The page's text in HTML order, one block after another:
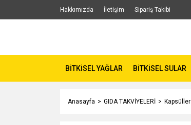
Hakkımızda İletişim Sipariş Takibi
BİTKİSEL YAĞLAR BİTKİSEL SULAR
Anasayfa GIDA TAKVİYELERİ Kapsüller